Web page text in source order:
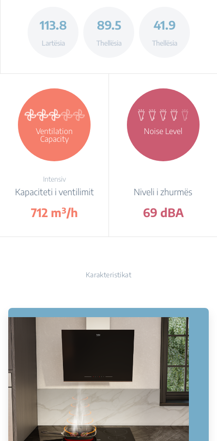
113.8
Lartësia
89.5
Thellësia
41.9
Thellësia
Ventilation
Capacity
Intensiv
Kapaciteti i ventilimit
712 m³/h
Noise Level
Niveli i zhurmës
69 dBA
Karakteristikat